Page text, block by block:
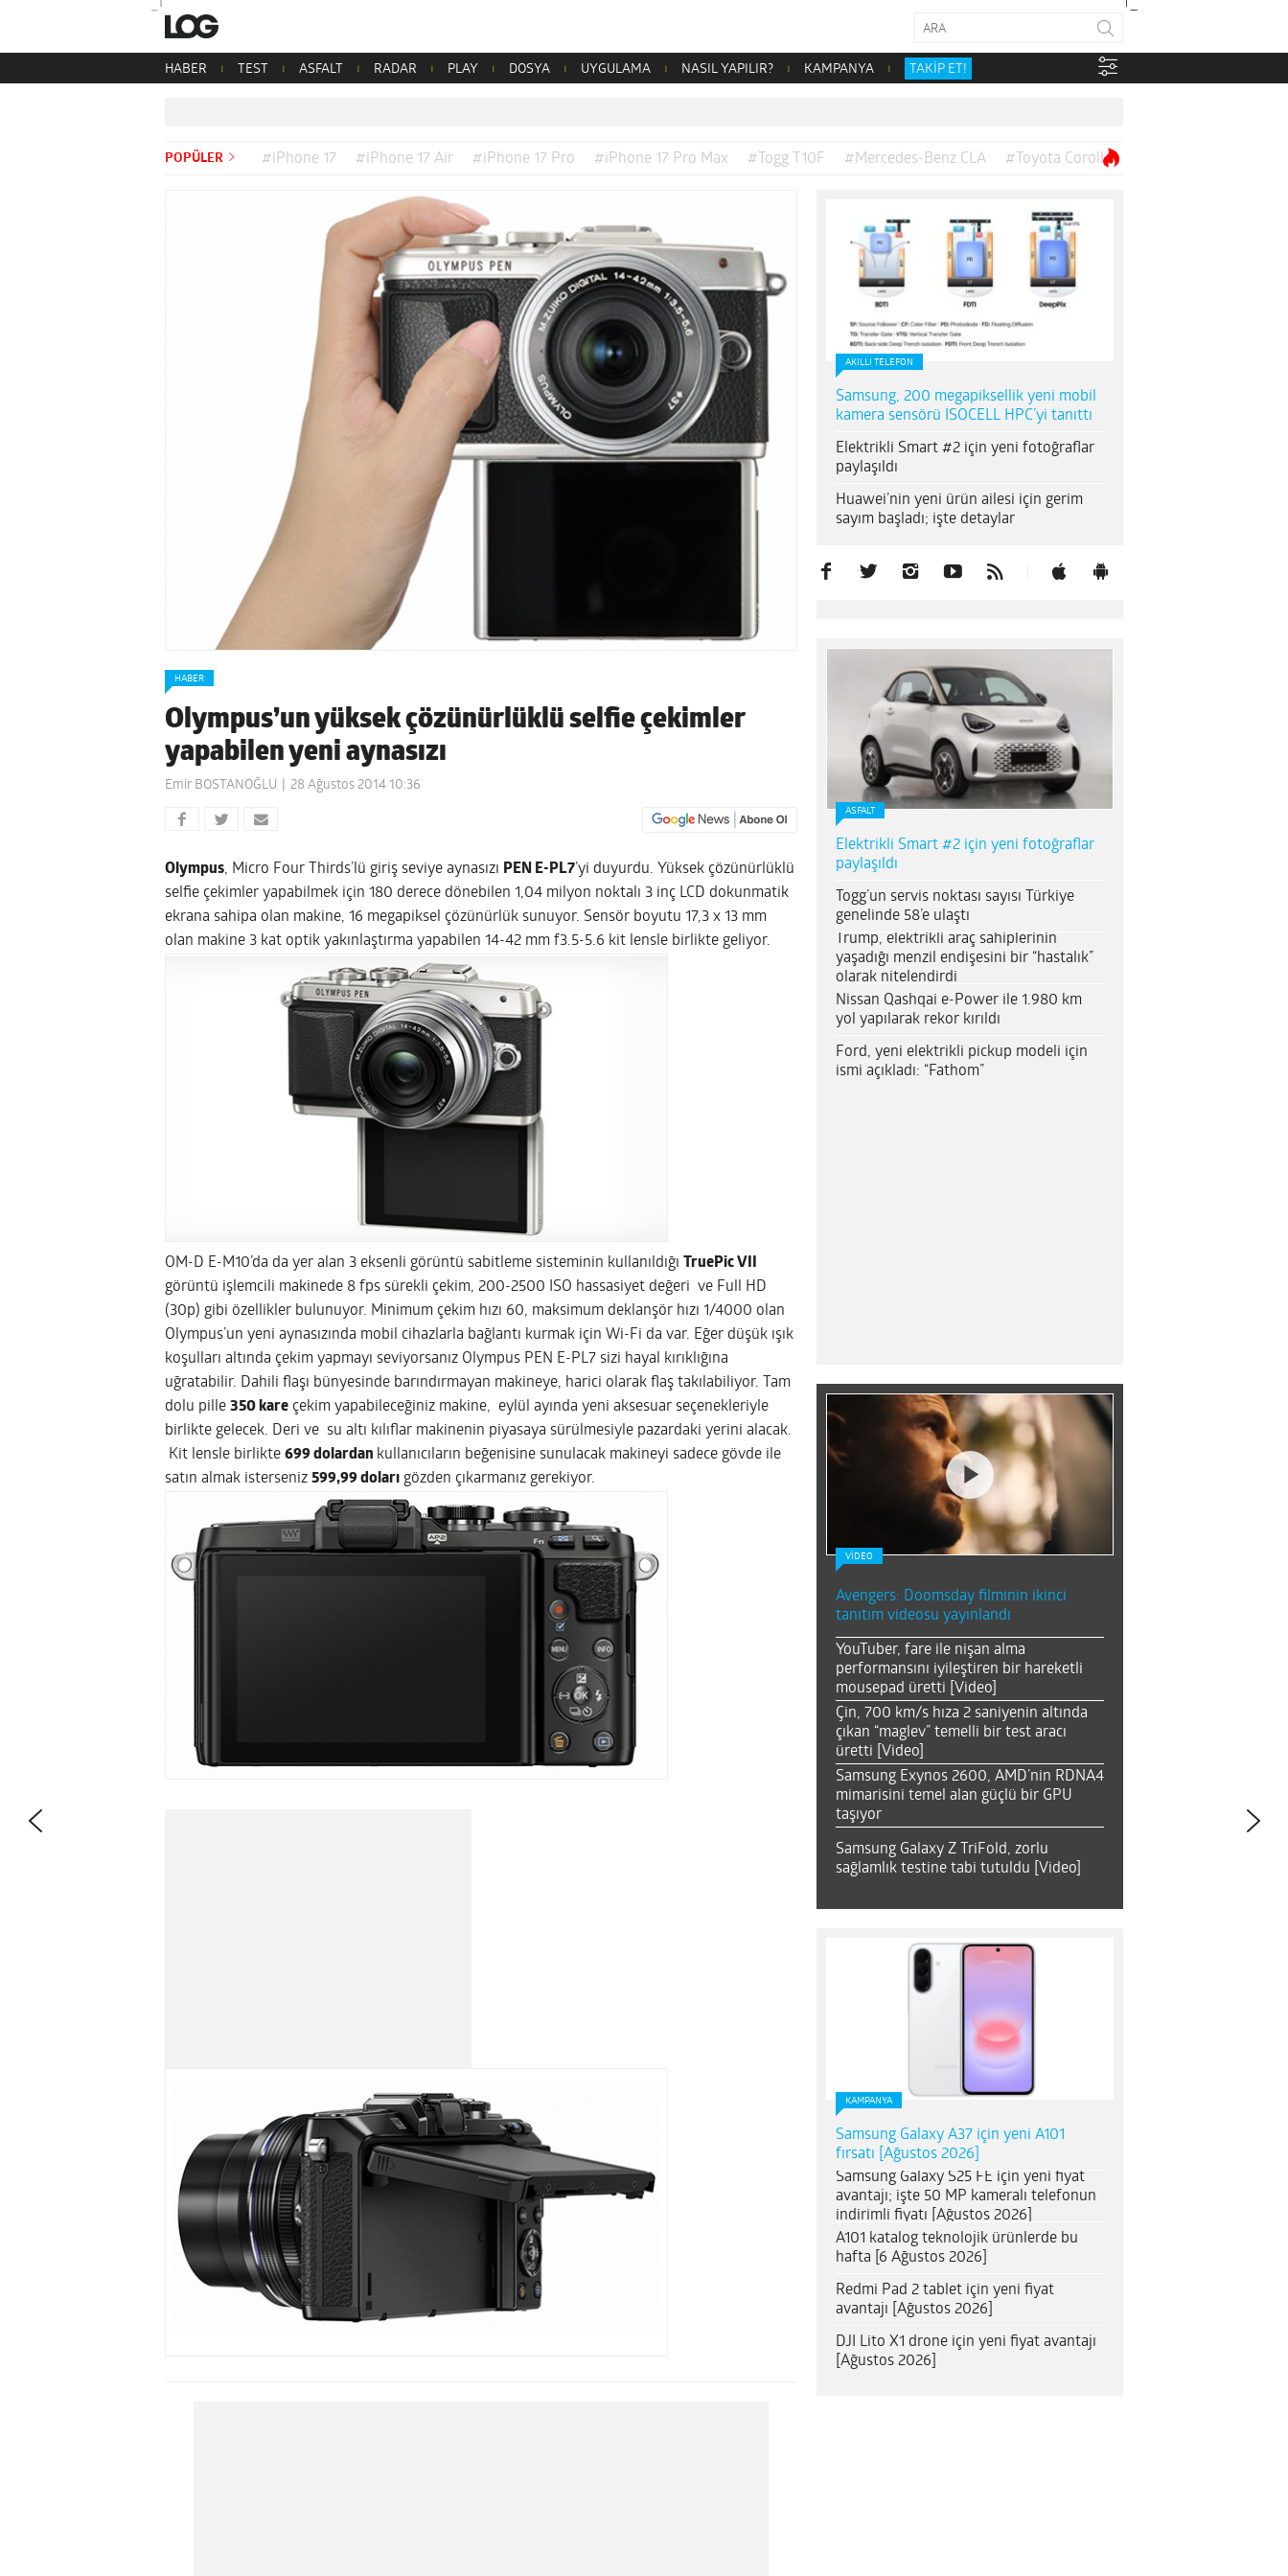
HABER TEST ASFALT RADAR PLAY DOSYA UYGULAMA NASIL YAPILIR? KAMPANYA TAKİP ET!
POPÜLER #iPhone 17 #iPhone 17 Air #iPhone 17 Pro #iPhone 17 Pro Max #Togg T10F #Mercedes-Benz CLA #Toyota Corolla
HABER
Olympus’un yüksek çözünürlüklü selfie çekimler
yapabilen yeni aynasızı
Emir BOSTANOĞLU 28 Ağustos 2014 10:36
Olympus, Micro Four Thirds’lü giriş seviye aynasızı PEN E-PL7’yi duyurdu. Yüksek çözünürlüklü
selfie çekimler yapabilmek için 180 derece dönebilen 1,04 milyon noktalı 3 inç LCD dokunmatik
ekrana sahipa olan makine, 16 megapiksel çözünürlük sunuyor. Sensör boyutu 17,3 x 13 mm
olan makine 3 kat optik yakınlaştırma yapabilen 14-42 mm f3.5-5.6 kit lensle birlikte geliyor.
OM-D E-M10’da da yer alan 3 eksenli görüntü sabitleme sisteminin kullanıldığı TruePic VII
görüntü işlemcili makinede 8 fps sürekli çekim, 200-2500 ISO hassasiyet değeri ve Full HD
(30p) gibi özellikler bulunuyor. Minimum çekim hızı 60, maksimum deklanşör hızı 1/4000 olan
Olympus’un yeni aynasızında mobil cihazlarla bağlantı kurmak için Wi-Fi da var. Eğer düşük ışık
koşulları altında çekim yapmayı seviyorsanız Olympus PEN E-PL7 sizi hayal kırıklığına
uğratabilir. Dahili flaşı bünyesinde barındırmayan makineye, harici olarak flaş takılabiliyor. Tam
dolu pille 350 kare çekim yapabileceğiniz makine, eylül ayında yeni aksesuar seçenekleriyle
birlikte gelecek. Deri ve su altı kılıflar makinenin piyasaya sürülmesiyle pazardaki yerini alacak.
Kit lensle birlikte 699 dolardan kullanıcıların beğenisine sunulacak makineyi sadece gövde ile
satın almak isterseniz 599,99 doları gözden çıkarmanız gerekiyor.
AKILLI TELEFON
Samsung, 200 megapiksellik yeni mobil
kamera sensörü ISOCELL HPC’yi tanıttı
Elektrikli Smart #2 için yeni fotoğraflar
paylaşıldı
Huawei’nin yeni ürün ailesi için gerim
sayım başladı; işte detaylar
ASFALT
Elektrikli Smart #2 için yeni fotoğraflar
paylaşıldı
Togg’un servis noktası sayısı Türkiye
genelinde 58’e ulaştı
Trump, elektrikli araç sahiplerinin
yaşadığı menzil endişesini bir “hastalık”
olarak nitelendirdi
Nissan Qashqai e-Power ile 1.980 km
yol yapılarak rekor kırıldı
Ford, yeni elektrikli pickup modeli için
ismi açıkladı: “Fathom”
VİDEO
Avengers: Doomsday filminin ikinci
tanıtım videosu yayınlandı
YouTuber, fare ile nişan alma
performansını iyileştiren bir hareketli
mousepad üretti [Video]
Çin, 700 km/s hıza 2 saniyenin altında
çıkan “maglev” temelli bir test aracı
üretti [Video]
Samsung Exynos 2600, AMD’nin RDNA4
mimarisini temel alan güçlü bir GPU
taşıyor
Samsung Galaxy Z TriFold, zorlu
sağlamlık testine tabi tutuldu [Video]
KAMPANYA
Samsung Galaxy A37 için yeni A101
fırsatı [Ağustos 2026]
Samsung Galaxy S25 FE için yeni fiyat
avantajı; işte 50 MP kameralı telefonun
indirimli fiyatı [Ağustos 2026]
A101 katalog teknolojik ürünlerde bu
hafta [6 Ağustos 2026]
Redmi Pad 2 tablet için yeni fiyat
avantajı [Ağustos 2026]
DJI Lito X1 drone için yeni fiyat avantajı
[Ağustos 2026]